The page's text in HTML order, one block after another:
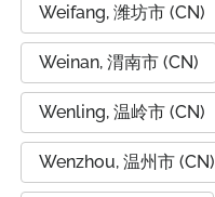
Weifang, 潍坊市 (CN)
Weinan, 渭南市 (CN)
Wenling, 温岭市 (CN)
Wenzhou, 温州市 (CN)